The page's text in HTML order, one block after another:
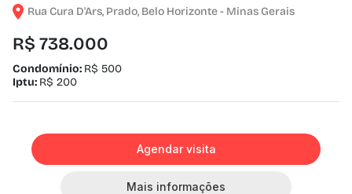
Rua Cura D'Ars, Prado, Belo Horizonte - Minas Gerais
R$ 738.000
Condomínio: R$ 500
Iptu: R$ 200
Agendar visita
Mais informações